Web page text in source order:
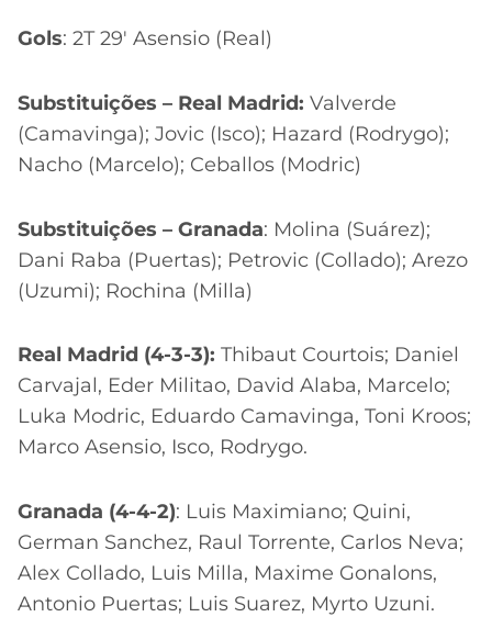
Gols: 2T 29′ Asensio (Real)
Substituições – Real Madrid: Valverde
(Camavinga); Jovic (Isco); Hazard (Rodrygo);
Nacho (Marcelo); Ceballos (Modric)
Substituições – Granada: Molina (Suárez);
Dani Raba (Puertas); Petrovic (Collado); Arezo
(Uzumi); Rochina (Milla)
Real Madrid (4-3-3): Thibaut Courtois; Daniel
Carvajal, Eder Militao, David Alaba, Marcelo;
Luka Modric, Eduardo Camavinga, Toni Kroos;
Marco Asensio, Isco, Rodrygo.
Granada (4-4-2): Luis Maximiano; Quini,
German Sanchez, Raul Torrente, Carlos Neva;
Alex Collado, Luis Milla, Maxime Gonalons,
Antonio Puertas; Luis Suarez, Myrto Uzuni.